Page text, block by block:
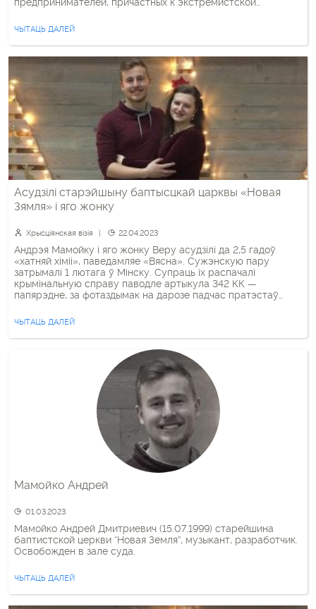
формирования» (решение КГБ от 01.04.2025 № 4/41-26 «О
признании группы граждан экстремистским
формированием и запрете его деятельности»). В связи с
деятельностью данного формирования были указаны
следующие электронные ресурсы: […]
ЧЫТАЦЬ ДАЛЕЙ
Асудзілі старэйшыну баптысцкай царквы «Новая
Зямля» і яго жонку
Хрысціянская візія 22.04.2023
Андрэя Мамойку і яго жонку Веру асудзілі да 2,5 гадоў
«хатняй хіміі», паведамляе «Вясна». Сужэнскую пару
затрымалі 1 лютага ў Мінску. Супраць іх распачалі
крымінальную справу паводле артыкула 342 КК —
папярэдне, за фотаздымак на дарозе падчас пратэстаў
Мінска. Прысуд агучыла суддзя Вікторыя Шабуня, вядомая
шматлікімі выракамі ў […]
ЧЫТАЦЬ ДАЛЕЙ
Мамойко Андрей
01.03.2023
Мамойко Андрей Дмитриевич (15.07.1999) старейшина
баптистской церкви “Новая Земля”, музыкант, разработчик.
Освобожден в зале суда.
ЧЫТАЦЬ ДАЛЕЙ